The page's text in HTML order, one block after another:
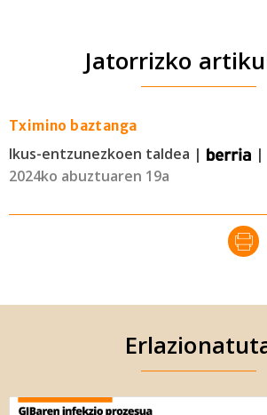
Jatorrizko
Tximino baztanga
Ikus-entzunezkoen taldea |
|
2024ko abuztuaren 19a